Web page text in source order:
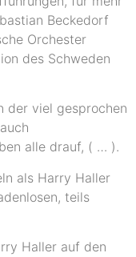
Beckedorf
Orchester
des Schweden
der viel gesprochen
alle drauf, ( … ).
als Harry Haller
teils
Haller auf den